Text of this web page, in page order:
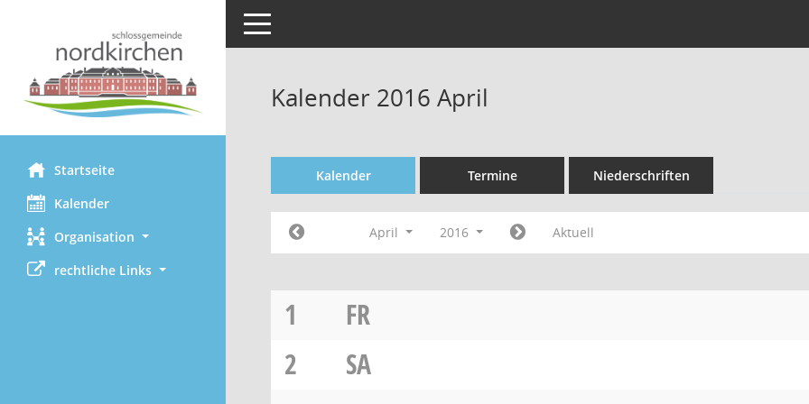
Startseite
Kalender
Organisation
rechtliche Links
Toggle navigation
Kalender 2016 April
Kalender Termine Niederschriften
April 2016 Aktuell
1
FR
2
SA